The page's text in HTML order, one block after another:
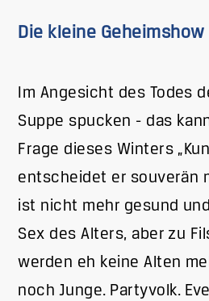
Die kleine Geheimshow
Im Angesicht des Todes
Suppe spucken - das
Frage dieses Winters
entscheidet er souverän
ist nicht mehr gesund
Sex des Alters, aber zu
werden eh keine Alten
noch Junge. Partyvolk.